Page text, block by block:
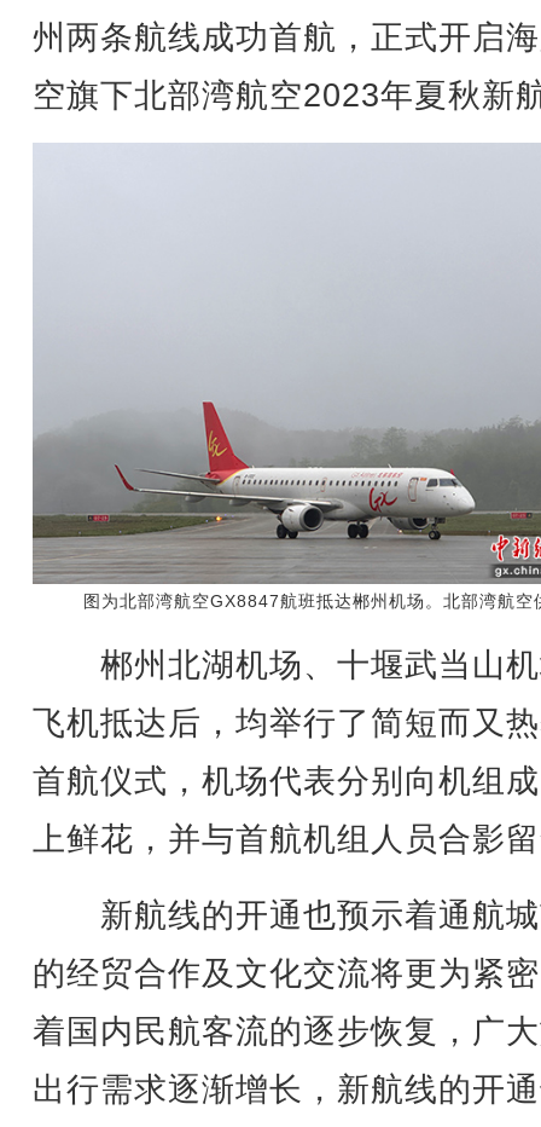
州两条航线成功首航，正式开启
空旗下北部湾航空2023年夏秋新
图为北部湾航空GX8847航班抵达郴州机场。北部湾航空
郴州北湖机场、十堰武当山
飞机抵达后，均举行了简短而又
首航仪式，机场代表分别向机组
上鲜花，并与首航机组人员合影
新航线的开通也预示着通航
的经贸合作及文化交流将更为紧
着国内民航客流的逐步恢复，广
出行需求逐渐增长，新航线的开